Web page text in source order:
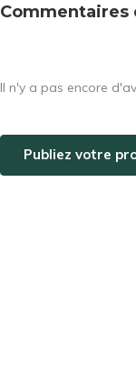
Il n'y a pas encore
Publiez votre